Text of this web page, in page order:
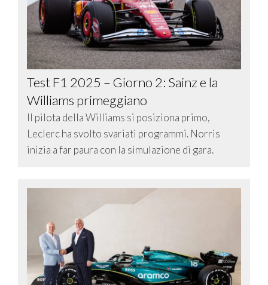
Test F1 2025 – Giorno 2: Sainz e la
Williams primeggiano
Il pilota della Williams si posiziona primo,
Leclerc ha svolto svariati programmi. Norris
inizia a far paura con la simulazione di gara.